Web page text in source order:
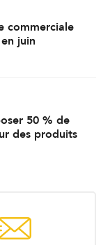
commerciale
juin
50 % de
des produits